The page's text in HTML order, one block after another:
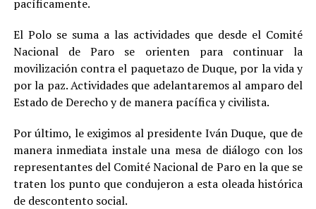
pacíficamente.
El Polo se suma a las actividades que desde el Comité
Nacional de Paro se orienten para continuar la
movilización contra el paquetazo de Duque, por la vida y
por la paz. Actividades que adelantaremos al amparo del
Estado de Derecho y de manera pacífica y civilista.
Por último, le exigimos al presidente Iván Duque, que de
manera inmediata instale una mesa de diálogo con los
representantes del Comité Nacional de Paro en la que se
traten los punto que condujeron a esta oleada histórica
de descontento social.